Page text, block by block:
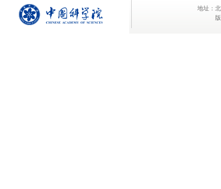
地址：